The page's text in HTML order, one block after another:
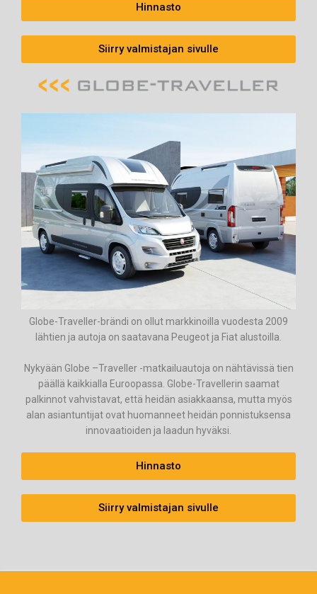
Hinnasto
Siirry valmistajan sivulle
Globe-Traveller-brändi on ollut markkinoilla vuodesta 2009
lähtien ja autoja on saatavana Peugeot ja Fiat alustoilla.
Nykyään Globe –Traveller -matkailuautoja on nähtävissä tien
päällä kaikkialla Euroopassa. Globe-Travellerin saamat
palkinnot vahvistavat, että heidän asiakkaansa, mutta myös
alan asiantuntijat ovat huomanneet heidän ponnistuksensa
innovaatioiden ja laadun hyväksi.
Hinnasto
Siirry valmistajan sivulle